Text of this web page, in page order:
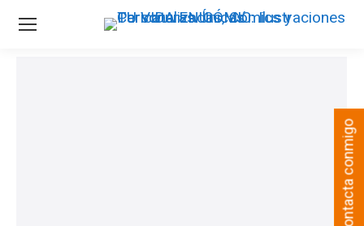
Contacta conmigo